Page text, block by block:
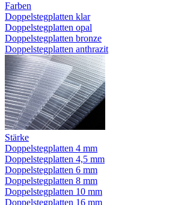
Farben
Doppelstegplatten klar
Doppelstegplatten opal
Doppelstegplatten bronze
Doppelstegplatten anthrazit
Stärke
Doppelstegplatten 4 mm
Doppelstegplatten 4,5 mm
Doppelstegplatten 6 mm
Doppelstegplatten 8 mm
Doppelstegplatten 10 mm
Doppelstegplatten 16 mm